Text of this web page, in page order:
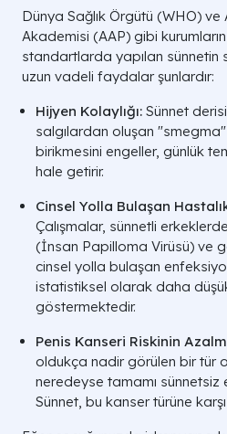
Dünya Sağlık Örgütü (WHO)
Akademisi (AAP) gibi
standartlarda yapılan sünnetin
uzun vadeli faydalar şunlardır:
Hijyen Kolaylığı: Sünnet
salgılardan oluşan
birikmesini engeller, günlük
hale getirir.
Cinsel Yolla Bulaşan
Çalışmalar, sünnetli
(İnsan Papilloma Virüsü) ve
cinsel yolla bulaşan
istatistiksel olarak daha
göstermektedir.
Penis Kanseri Riskinin
oldukça nadir görülen bir tür
neredeyse tamamı
Sünnet, bu kanser türüne